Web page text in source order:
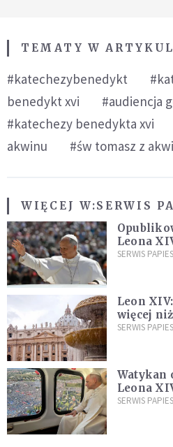
TEMATY W
#katechezybenedykt
benedykt xvi
#audiencja
#katechezy benedykta xvi
akwinu
#św tomasz z
WIĘCEJ W:SERWIS
Leona
SERWIS
Leon
więcej
ją na
SERWIS
Watykan
Leona
kraje
SERWIS